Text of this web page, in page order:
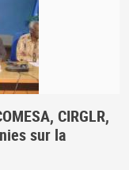
CIRGLR,
sur la